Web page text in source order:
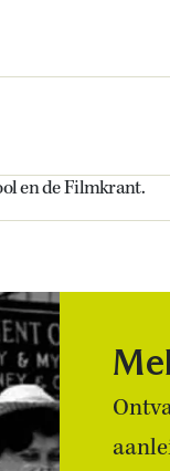
en de Filmkrant.